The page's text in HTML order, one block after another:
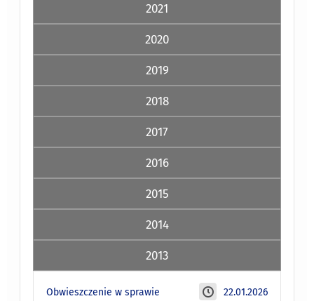
2021
2020
2019
2018
2017
2016
2015
2014
2013
22.01.2026
Obwieszczenie w sprawie